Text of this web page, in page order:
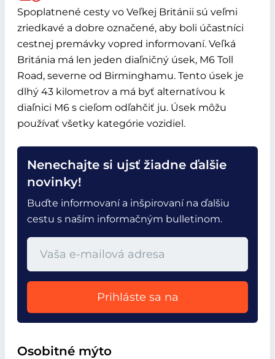
Spoplatnené cesty vo Veľkej Británii sú veľmi
zriedkavé a dobre označené, aby boli účastníci
cestnej premávky vopred informovaní. Veľká
Británia má len jeden diaľničný úsek, M6 Toll
Road, severne od Birminghamu. Tento úsek je
dlhý 43 kilometrov a má byť alternatívou k
diaľnici M6 s cieľom odľahčiť ju. Úsek môžu
používať všetky kategórie vozidiel.
Nenechajte si ujsť žiadne ďalšie
novinky!
Buďte informovaní a inšpirovaní na ďalšiu
cestu s naším informačným bulletinom.
Prihláste sa na
Osobitné mýto